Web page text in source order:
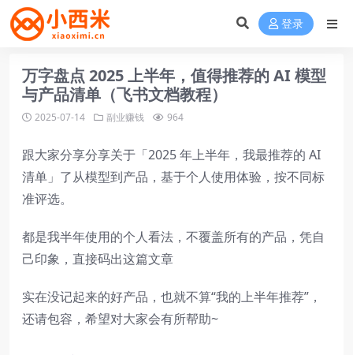
登录
万字盘点 2025 上半年，值得推荐的 AI 模型
与产品清单（飞书文档教程）
2025-07-14 副业赚钱 964
跟大家分享分享关于「2025 年上半年，我最推荐的 AI
清单」了从模型到产品，基于个人使用体验，按不同标
准评选。​
​都是我半年使用的个人看法，不覆盖所有的产品，凭自
己印象，直接码出这篇文章​
​实在没记起来的好产品，也就不算“我的上半年推荐”，
还请包容，希望对大家会有所帮助~